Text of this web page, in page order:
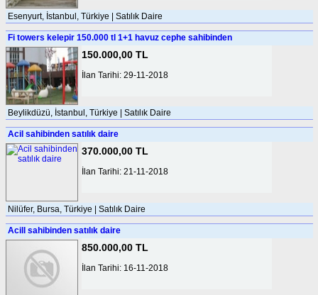
Esenyurt, İstanbul, Türkiye | Satılık Daire
Fi towers kelepir 150.000 tl 1+1 havuz cephe sahibinden
150.000,00 TL
İlan Tarihi: 29-11-2018
Beylikdüzü, İstanbul, Türkiye | Satılık Daire
Acil sahibinden satılık daire
370.000,00 TL
İlan Tarihi: 21-11-2018
Nilüfer, Bursa, Türkiye | Satılık Daire
Acill sahibinden satılık daire
850.000,00 TL
İlan Tarihi: 16-11-2018